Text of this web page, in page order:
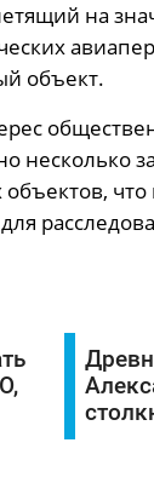
на
объект.
несколько